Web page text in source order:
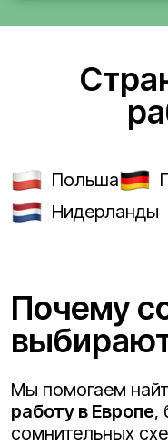
Польша
Нидерланды
Почему
Мы помогаем
работу в Европе,
сомнительных